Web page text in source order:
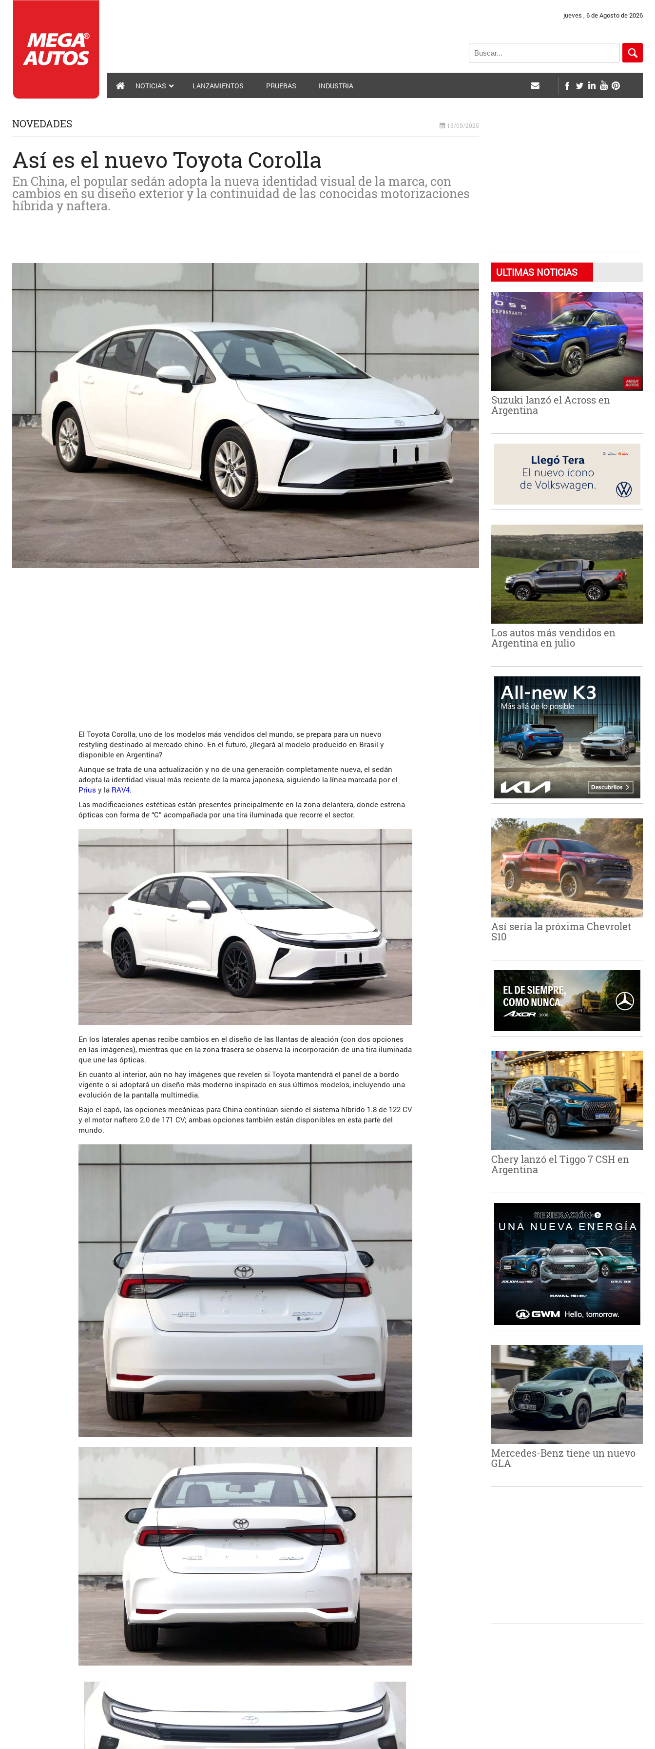
jueves , 6 de Agosto de 2026
NOTICIAS LANZAMIENTOS PRUEBAS INDUSTRIA
NOVEDADES 13/09/2025
Así es el nuevo Toyota Corolla
En China, el popular sedán adopta la nueva identidad visual de la marca, con
cambios en su diseño exterior y la continuidad de las conocidas motorizaciones
híbrida y naftera.
El Toyota Corolla, uno de los modelos más vendidos del mundo, se prepara para un nuevo
restyling destinado al mercado chino. En el futuro, ¿llegará al modelo producido en Brasil y
disponible en Argentina?
Aunque se trata de una actualización y no de una generación completamente nueva, el sedán
adopta la identidad visual más reciente de la marca japonesa, siguiendo la línea marcada por el
Prius y la RAV4.
Las modificaciones estéticas están presentes principalmente en la zona delantera, donde estrena
ópticas con forma de “C” acompañada por una tira iluminada que recorre el sector.
En los laterales apenas recibe cambios en el diseño de las llantas de aleación (con dos opciones
en las imágenes), mientras que en la zona trasera se observa la incorporación de una tira iluminada
que une las ópticas.
En cuanto al interior, aún no hay imágenes que revelen si Toyota mantendrá el panel de a bordo
vigente o si adoptará un diseño más moderno inspirado en sus últimos modelos, incluyendo una
evolución de la pantalla multimedia.
Bajo el capó, las opciones mecánicas para China continúan siendo el sistema híbrido 1.8 de 122 CV
y el motor naftero 2.0 de 171 CV; ambas opciones también están disponibles en esta parte del
mundo.
ULTIMAS NOTICIAS
Suzuki lanzó el Across en
Argentina
Los autos más vendidos en
Argentina en julio
Así sería la próxima Chevrolet
S10
Chery lanzó el Tiggo 7 CSH en
Argentina
Mercedes-Benz tiene un nuevo
GLA